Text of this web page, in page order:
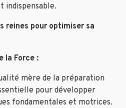
indispensable.
reines pour optimiser sa
la Force :
mère de la préparation
pour développer
fondamentales et motrices.